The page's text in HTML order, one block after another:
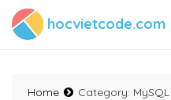
hocvietcode.com
Home Category: MySQL